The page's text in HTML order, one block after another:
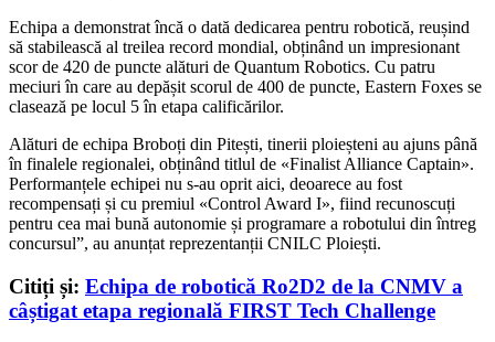
Echipa a demonstrat încă o dată dedicarea pentru robotică, reușind
să stabilească al treilea record mondial, obținând un impresionant
scor de 420 de puncte alături de Quantum Robotics. Cu patru
meciuri în care au depășit scorul de 400 de puncte, Eastern Foxes se
clasează pe locul 5 în etapa calificărilor.
Alături de echipa Broboți din Pitești, tinerii ploieșteni au ajuns până
în finalele regionalei, obținând titlul de «Finalist Alliance Captain».
Performanțele echipei nu s-au oprit aici, deoarece au fost
recompensați și cu premiul «Control Award I», fiind recunoscuți
pentru cea mai bună autonomie și programare a robotului din întreg
concursul”, au anunțat reprezentanții CNILC Ploiești.
Citiți și: Echipa de robotică Ro2D2 de la CNMV a
câștigat etapa regională FIRST Tech Challenge